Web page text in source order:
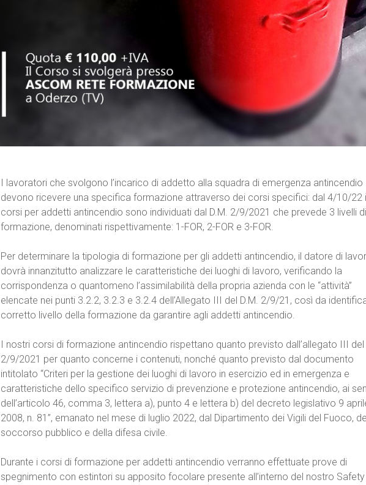
I lavoratori che svolgono l’incarico di addetto alla squadra di emergenza antincendio
devono ricevere una specifica formazione attraverso dei corsi specifici: dal 4/10/22 i
corsi per addetti antincendio sono individuati dal D.M. 2/9/2021 che prevede 3 livelli di
formazione, denominati rispettivamente: 1-FOR, 2-FOR e 3-FOR.
Per determinare la tipologia di formazione per gli addetti antincendio, il datore di
dovrà innanzitutto analizzare le caratteristiche dei luoghi di lavoro, verificando la
corrispondenza o quantomeno l’assimilabilità della propria azienda con le “attività”
elencate nei punti 3.2.2, 3.2.3 e 3.2.4 dell’Allegato III del D.M. 2/9/21, così da
corretto livello della formazione da garantire agli addetti antincendio.
I nostri corsi di formazione antincendio rispettano quanto previsto dall’allegato III del
2/9/2021 per quanto concerne i contenuti, nonché quanto previsto dal documento
intitolato “Criteri per la gestione dei luoghi di lavoro in esercizio ed in emergenza e
caratteristiche dello specifico servizio di prevenzione e protezione antincendio, ai
dell’articolo 46, comma 3, lettera a), punto 4 e lettera b) del decreto legislativo 9
2008, n. 81”, emanato nel mese di luglio 2022, dal Dipartimento dei Vigili del Fuoco,
soccorso pubblico e della difesa civile.
Durante i corsi di formazione per addetti antincendio verranno effettuate prove di
spegnimento con estintori su apposito focolare presente all’interno del nostro Safety